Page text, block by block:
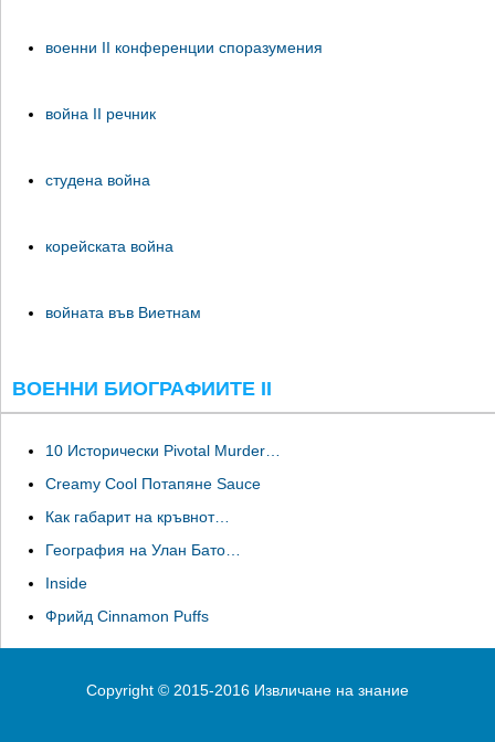
военни II конференции споразумения
война II речник
студена война
корейската война
войната във Виетнам
ВОЕННИ БИОГРАФИИТЕ II
10 Исторически Pivotal Murder…
Creamy Cool Потапяне Sauce
Как габарит на кръвнот…
География на Улан Бато…
Inside
Фрийд Cinnamon Puffs
Copyright © 2015-2016 Извличане на знание